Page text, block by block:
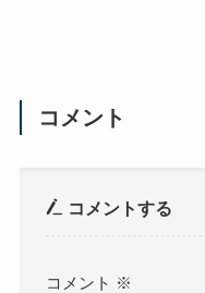
コメント
コメントする
コメント ※